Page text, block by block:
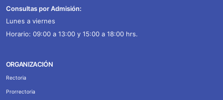
Consultas por Admisión:
Lunes a viernes
Horario: 09:00 a 13:00 y 15:00 a 18:00 hrs.
ORGANIZACIÓN
Rectoria
Prorrectoria